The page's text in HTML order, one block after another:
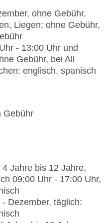
Uhr, angemessene
ab 18 Jahre,
Gerichte,
à la carte, Anfrage
ohne Gebühr,
07:00 Uhr - 11:00 Uhr
angemessene
asiatisch,
carte, Anfrage &
18:00 Uhr - 23:00 Uhr,
Küche:
vegetarische
Reservierung nicht
- Dezember,
ohne Gebühr,
Liegen: ohne Gebühr,
- 13:00 Uhr und
Gebühr, bei All
englisch, spanisch
Gebühr
Jahre bis 12 Jahre,
09:00 Uhr - 17:00 Uhr,
Dezember, täglich: